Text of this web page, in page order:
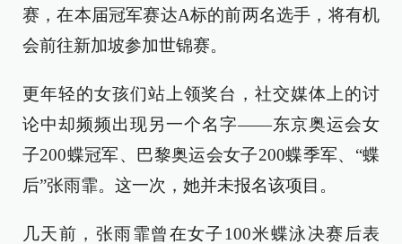
赛，在本届冠军赛达A标的前两名选手，将有机
会前往新加坡参加世锦赛。
更年轻的女孩们站上领奖台，社交媒体上的讨
论中却频频出现另一个名字——东京奥运会女
子200蝶冠军、巴黎奥运会女子200蝶季军、“蝶
后”张雨霏。这一次，她并未报名该项目。
几天前，张雨霏曾在女子100米蝶泳决赛后表